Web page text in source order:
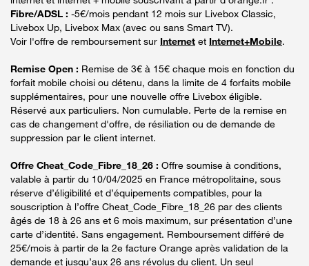
Fibre/ADSL : -5€/mois pendant 12 mois sur Livebox Classic,
Livebox Up, Livebox Max (avec ou sans Smart TV).
Voir l'offre de remboursement sur Internet et Internet+Mobile.
Remise Open : Remise de 3€ à 15€ chaque mois en fonction du
forfait mobile choisi ou détenu, dans la limite de 4 forfaits mobile
supplémentaires, pour une nouvelle offre Livebox éligible.
Réservé aux particuliers. Non cumulable. Perte de la remise en
cas de changement d'offre, de résiliation ou de demande de
suppression par le client internet.
Offre Cheat_Code_Fibre_18_26 : Offre soumise à conditions,
valable à partir du 10/04/2025 en France métropolitaine, sous
réserve d’éligibilité et d’équipements compatibles, pour la
souscription à l’offre Cheat_Code_Fibre_18_26 par des clients
âgés de 18 à 26 ans et 6 mois maximum, sur présentation d’une
carte d’identité. Sans engagement. Remboursement différé de
25€/mois à partir de la 2e facture Orange après validation de la
demande et jusqu’aux 26 ans révolus du client. Un seul